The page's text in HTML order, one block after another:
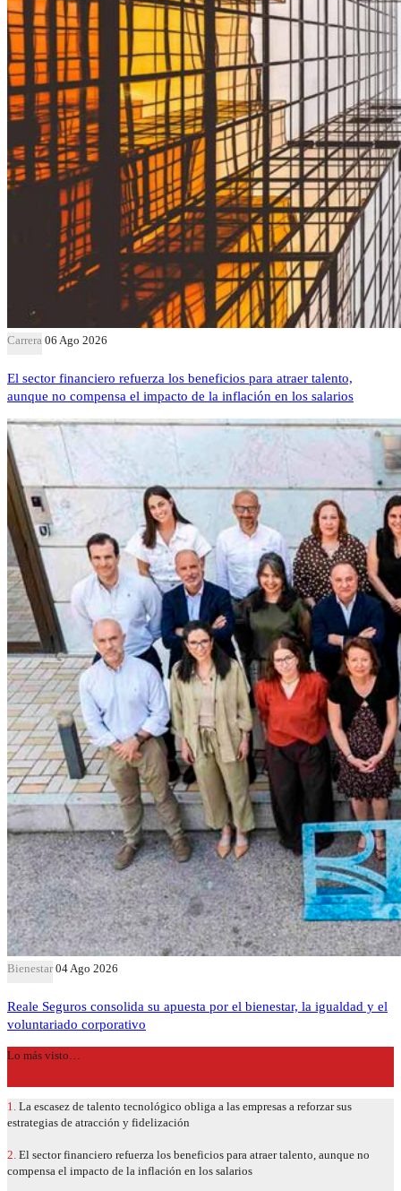
Carrera 06 Ago 2026
El sector financiero refuerza los beneficios para atraer talento,
aunque no compensa el impacto de la inflación en los salarios
Bienestar 04 Ago 2026
Reale Seguros consolida su apuesta por el bienestar, la igualdad y el
voluntariado corporativo
Lo más visto…
1. La escasez de talento tecnológico obliga a las empresas a reforzar sus
estrategias de atracción y fidelización
2. El sector financiero refuerza los beneficios para atraer talento, aunque no
compensa el impacto de la inflación en los salarios